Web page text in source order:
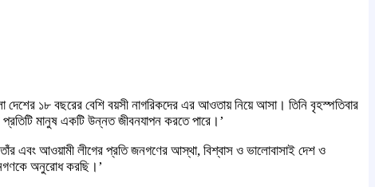
১৮ বছরের বেশি বয়সী নাগরিকদের এর আওতায় নিয়ে আসা। তিনি বৃহস্পতিবার
মানুষ একটি উন্নত জীবনযাপন করতে পারে।’
এবং আওয়ামী লীগের প্রতি জনগণের আস্থা, বিশ্বাস ও ভালোবাসাই দেশ ও
অনুরোধ করছি।’